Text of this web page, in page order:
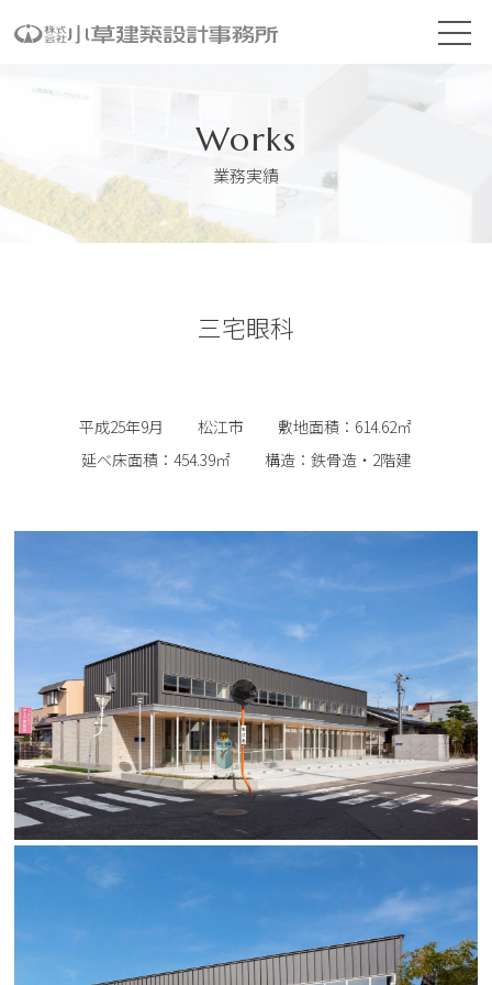
Works
業務実績
三宅眼科
平成25年9月 松江市
敷地面積：614.62㎡
延べ床面積：454.39㎡
構造：鉄骨造・2階建